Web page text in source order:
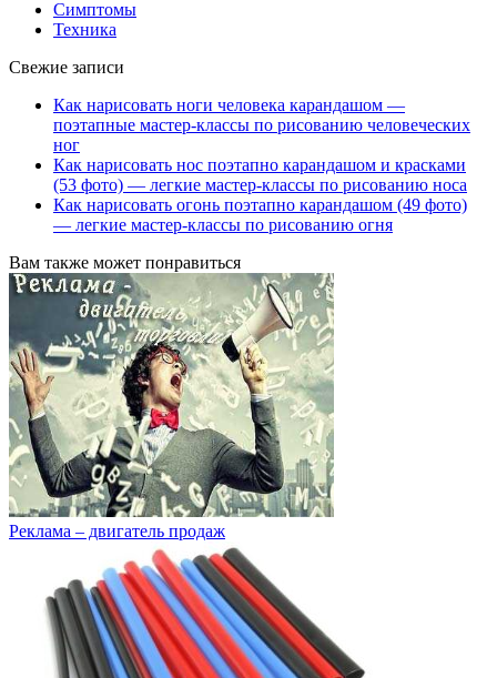
Симптомы
Техника
Свежие записи
Как нарисовать ноги человека карандашом —
поэтапные мастер-классы по рисованию человеческих
ног
Как нарисовать нос поэтапно карандашом и красками
(53 фото) — легкие мастер-классы по рисованию носа
Как нарисовать огонь поэтапно карандашом (49 фото)
— легкие мастер-классы по рисованию огня
Вам также может понравиться
Реклама – двигатель продаж